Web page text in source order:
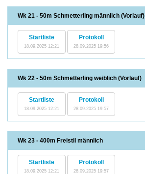
Wk 21 - 50m Schmetterling männlich (Vorlauf)
Startliste
18.09.2025 12:21
Protokoll
28.09.2025 19:56
Wk 22 - 50m Schmetterling weiblich (Vorlauf)
Startliste
18.09.2025 12:21
Protokoll
28.09.2025 19:57
Wk 23 - 400m Freistil männlich
Startliste
18.09.2025 12:21
Protokoll
28.09.2025 19:57